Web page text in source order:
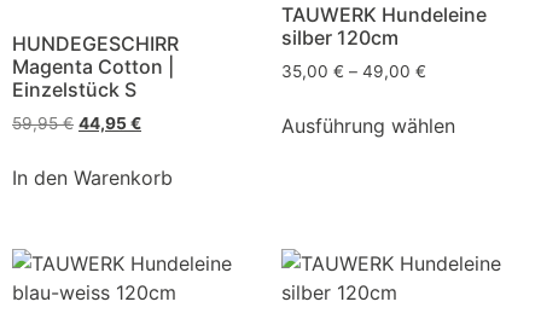
HUNDEGESCHIRR
Magenta Cotton |
Einzelstück S
59,95€ 44,95 €
In den Warenkorb
TAUWERK Hundeleine
silber 120cm
35,00 € – 49,00 €
Ausführung wählen